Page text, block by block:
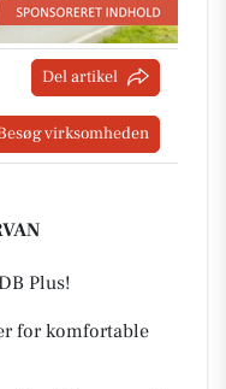
Del artikel
virksomheden
Plus!
for komfortable